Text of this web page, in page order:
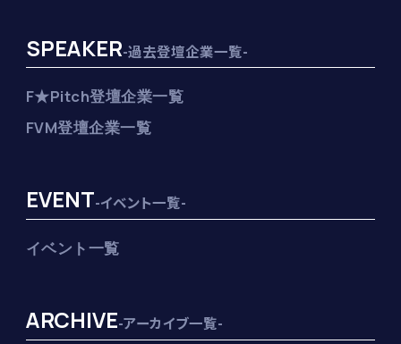
SPEAKER-過去登壇企業一覧-
F★Pitch登壇企業一覧
FVM登壇企業一覧
EVENT-イベント一覧-
イベント一覧
ARCHIVE-アーカイブ一覧-